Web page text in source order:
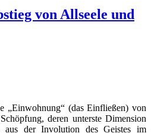
von Allseele und
„Einwohnung“ (das Einfließen) von
deren unterste Dimension
der Involution des Geistes im